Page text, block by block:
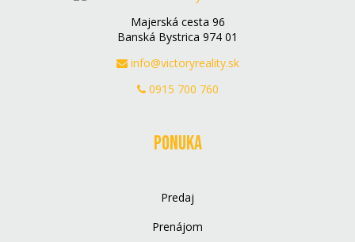
Majerská cesta 96
Banská Bystrica 974 01
info@victoryreality.sk
0915 700 760
Ponuka
Predaj
Prenájom